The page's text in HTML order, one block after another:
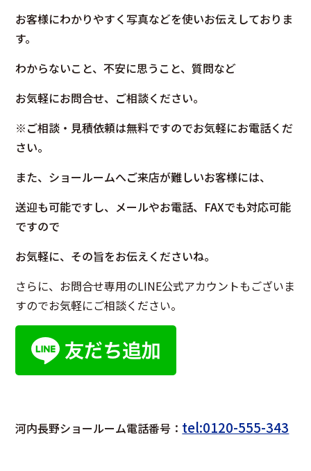
お客様にわかりやすく写真などを使いお伝えしておりま
す。
わからないこと、不安に思うこと、質問など
お気軽にお問合せ、ご相談ください。
※ご相談・見積依頼は無料ですのでお気軽にお電話くだ
さい。
また、ショールームへご来店が難しいお客様には、
送迎も可能ですし、メールやお電話、FAXでも対応可能
ですので
お気軽に、その旨をお伝えくださいね。
さらに、お問合せ専用のLINE公式アカウントもございま
すのでお気軽にご相談ください。
河内長野ショールーム電話番号： tel:0120-555-343